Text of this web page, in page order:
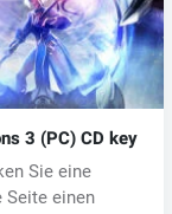
3 (PC) CD key
Sie eine
Seite einen